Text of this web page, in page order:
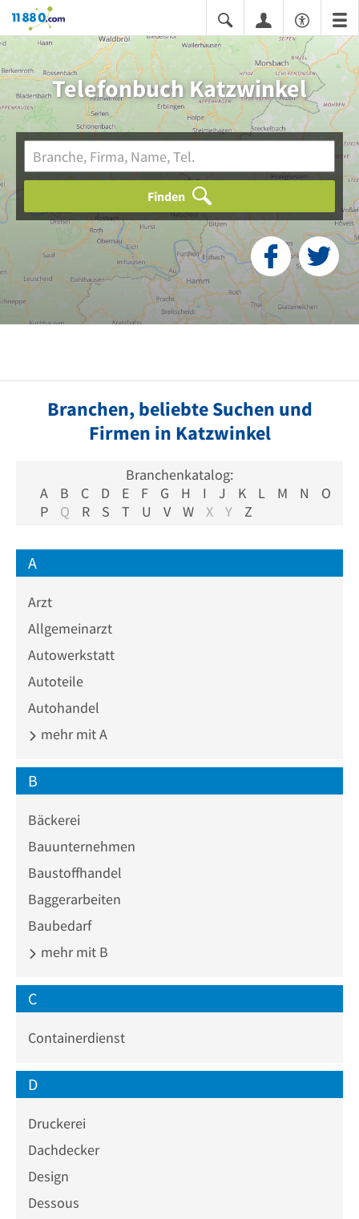
11880.com
Telefonbuch Katzwinkel
Finden
Branchen, beliebte Suchen und
Firmen in Katzwinkel
Branchenkatalog:
A
B C D E F G H I J K L M N
O
P
Q R S T U V W X Y Z
A
Arzt
Allgemeinarzt
Autowerkstatt
Autoteile
Autohandel
mehr mit A
B
Bäckerei
Bauunternehmen
Baustoffhandel
Baggerarbeiten
Baubedarf
mehr mit B
C
Containerdienst
D
Druckerei
Dachdecker
Design
Dessous